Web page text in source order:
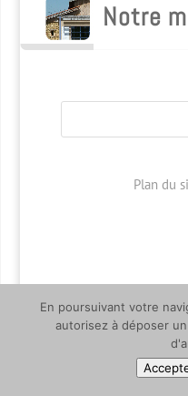
Notre
Plan du
En poursuivant votre
autorisez à déposer